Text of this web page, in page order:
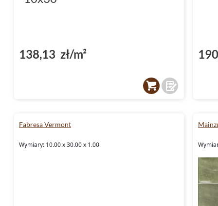
138,13 zł/m²
Fabresa Vermont
Wymiary: 10.00 x 30.00 x 1.00